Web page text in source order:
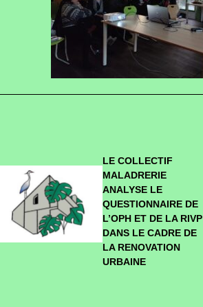
LE COLLECTIF
MALADRERIE
ANALYSE LE
QUESTIONNAIRE DE
L’OPH ET DE LA RIVP
DANS LE CADRE DE
LA RENOVATION
URBAINE